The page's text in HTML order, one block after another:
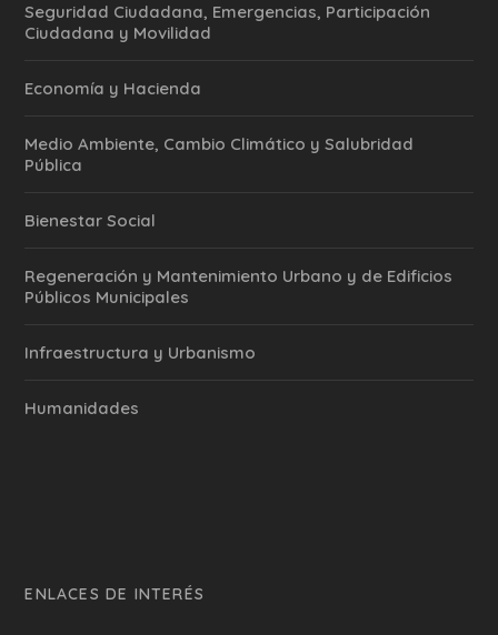
Seguridad Ciudadana, Emergencias, Participación
Ciudadana y Movilidad
Economía y Hacienda
Medio Ambiente, Cambio Climático y Salubridad
Pública
Bienestar Social
Regeneración y Mantenimiento Urbano y de Edificios
Públicos Municipales
Infraestructura y Urbanismo
Humanidades
ENLACES DE INTERÉS